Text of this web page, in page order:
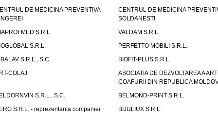
DE MEDICINA PREVENTIVA
CENTRUL DE MEDICINA
SOLDANESTI
S.R.L.
VALDAM S.R.L.
S.R.L.
PERFETTO MOBILI S.R.L.
S.R.L., S.C.
BIOFIT-PLUS S.R.L.
COLAJ
ASOCIATIA DE DEZVOLTAREA A
COAFURII DIN REPUBLICA
S.R.L., S.C.
BELMOND-PRINT S.R.L.
S.R.L. - reprezentanta companiei
BIJULIUX S.R.L.